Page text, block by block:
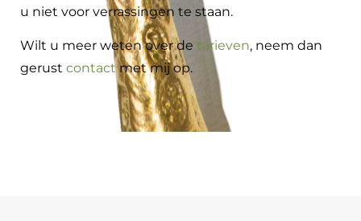
u niet voor verrassingen te staan.
Wilt u meer weten over de tarieven, neem dan
gerust contactmet mij op.